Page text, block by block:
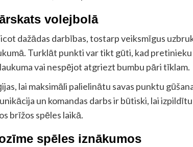
volejbolā
dažādas darbības, tostarp veiksmīgus
Turklāt punkti var tikt gūti, kad pretinieku
vai nespējot atgriezt bumbu pāri tīklam.
lai maksimāli palielinātu savas punktu
un komandas darbs ir būtiski, lai
brīžos spēles laikā.
spēles iznākumos